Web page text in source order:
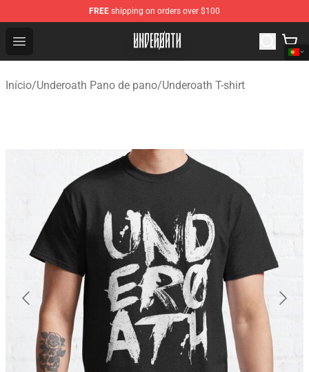
FREE shipping on orders over $100
Open menu
Underoath Store - Official Underoath Merchandise Shop
Início/Underoath Pano de pano/Underoath T-shirt